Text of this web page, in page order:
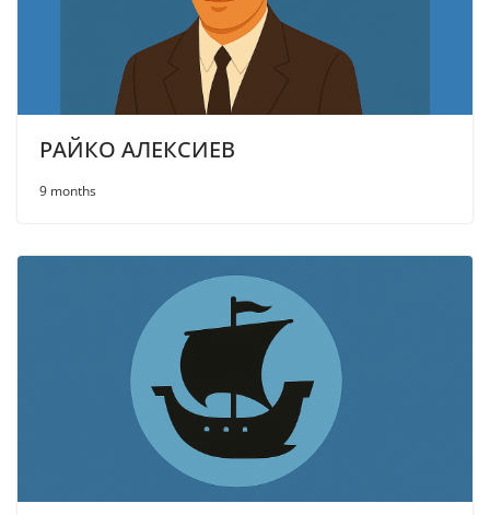
РАЙКО АЛЕКСИЕВ
9 months